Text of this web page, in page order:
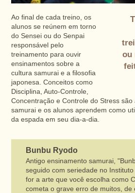
ou
Ao final de cada treino, os
alunos se reúnem em torno
do Sensei ou do Senpai
responsável pelo
treinamento para ouvir
ensinamentos sobre a
cultura samurai e a filosofia
japonesa. Conceitos como
Disciplina, Auto-Controle,
Concentração e Controle do Stress
samurai e os alunos aprendem como
da espada em seu dia-a-dia.
Bunbu Ryodo
Antigo ensinamento samurai,
seguido com seriedade no Instituto
for a arte que você escolha como
cometa o grave erro de muitos, de